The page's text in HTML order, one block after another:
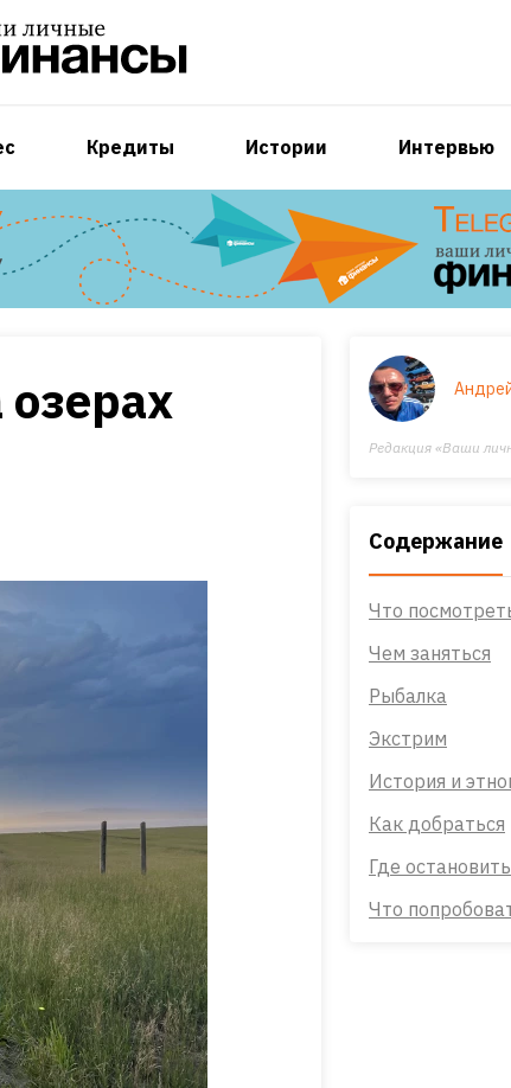
Кредиты Истории Интервью
Редакция «Ваши
Содержание
Что
Чем заняться
Рыбалка
Экстрим
История и
Как добраться
Где
Что